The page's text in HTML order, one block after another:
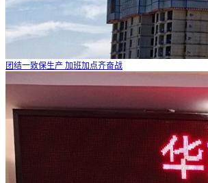
团结一致保生产 加班加点齐奋战